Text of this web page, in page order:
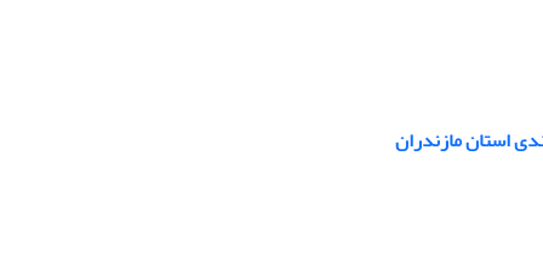
استان مازندران